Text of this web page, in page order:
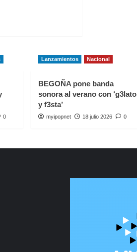
0
Lanzamientos Nacional
BEGOÑA pone banda
sonora al verano con ‘g3lato
y f3sta’
myipopnet 18 julio 2026 0